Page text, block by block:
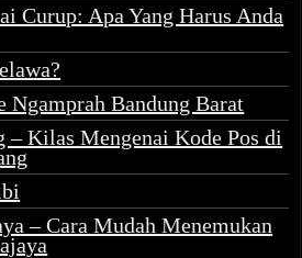
Curup: Apa Yang Harus Anda
Ngamprah Bandung Barat
– Kilas Mengenai Kode Pos di
– Cara Mudah Menemukan